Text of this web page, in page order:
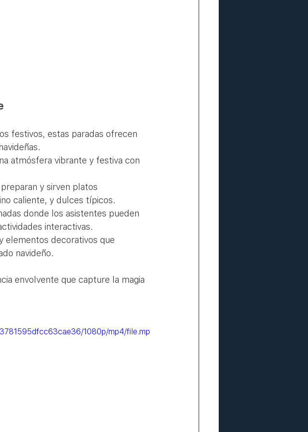
festivos, estas paradas ofrecen
atmósfera vibrante y festiva con
y sirven platos
caliente, y dulces típicos.
donde los asistentes pueden
interactivas.
elementos decorativos que
navideño.
envolvente que capture la magia
1080p/mp4/file.mp